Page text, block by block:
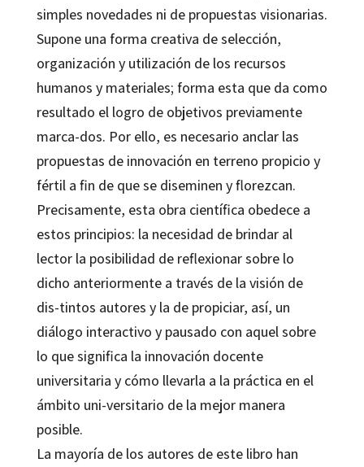
simples novedades ni de propuestas visionarias.
Supone una forma creativa de selección,
organización y utilización de los recursos
humanos y materiales; forma esta que da como
resultado el logro de objetivos previamente
marca-dos. Por ello, es necesario anclar las
propuestas de innovación en terreno propicio y
fértil a fin de que se diseminen y florezcan.
Precisamente, esta obra científica obedece a
estos principios: la necesidad de brindar al
lector la posibilidad de reflexionar sobre lo
dicho anteriormente a través de la visión de
dis-tintos autores y la de propiciar, así, un
diálogo interactivo y pausado con aquel sobre
lo que significa la innovación docente
universitaria y cómo llevarla a la práctica en el
ámbito uni-versitario de la mejor manera
posible.
La mayoría de los autores de este libro han